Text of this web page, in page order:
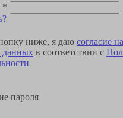
*
ниже, я даю согласие
данных в соответствии с
пароля